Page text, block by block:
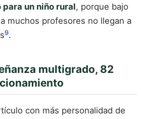
un niño rural, porque bajo
muchos profesores no llegan a
9.
multigrado, 82
con más personalidad de